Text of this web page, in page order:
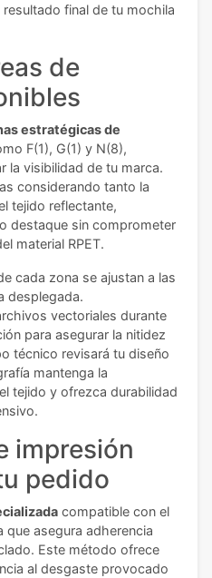
final de tu mochila
de
estratégicas de
F(1), G(1) y N(8),
la visibilidad de tu marca.
considerando tanto la
tejido reflectante,
destaque sin comprometer
material RPET.
cada zona se ajustan a las
desplegada.
vectoriales durante
para asegurar la nitidez
técnico revisará tu diseño
mantenga la
tejido y ofrezca durabilidad
impresión
pedido
compatible con el
que asegura adherencia
Este método ofrece
al desgaste provocado